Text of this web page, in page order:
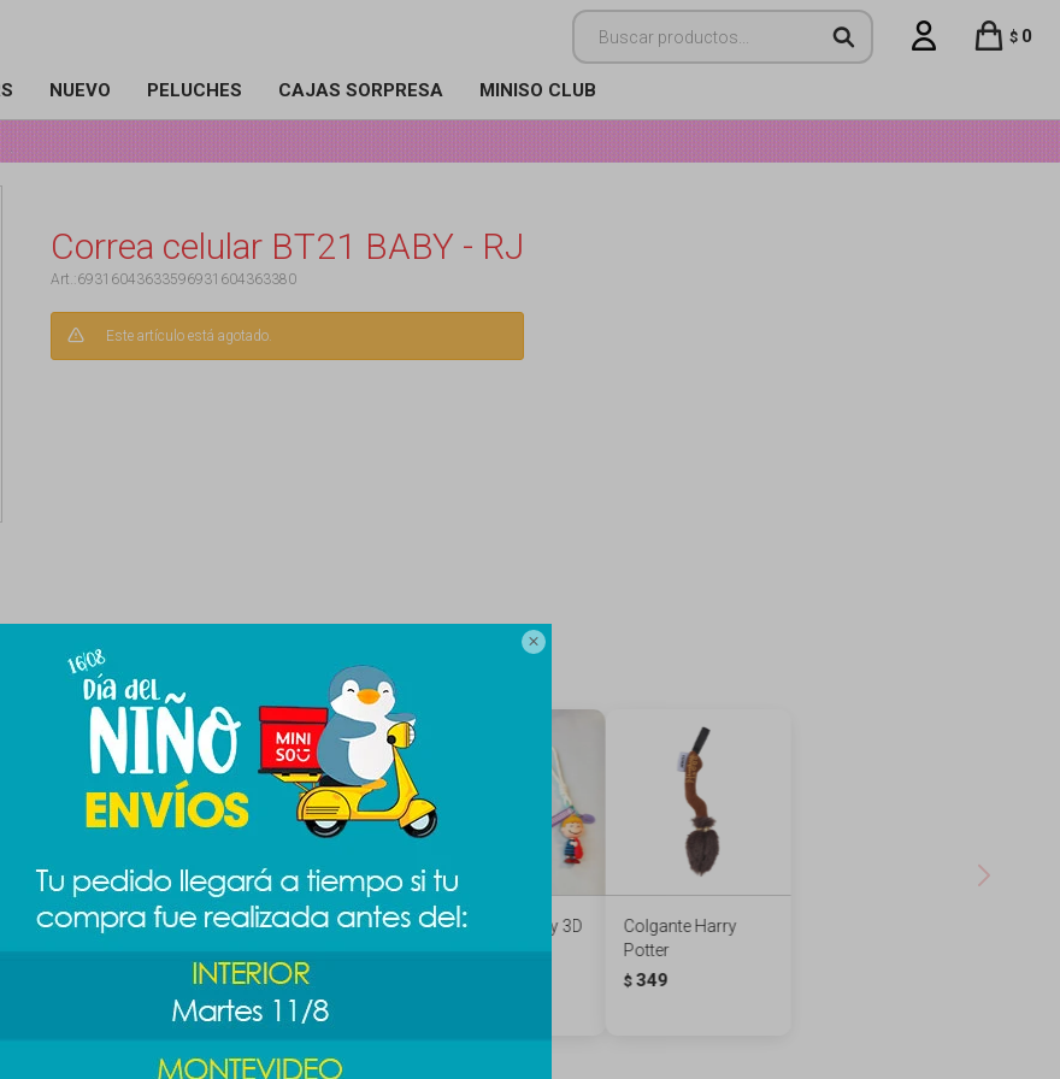

NUEVO PELUCHES CAJAS SORPRESA MINISO CLUB
$ 0
Correa celular BT21 BABY - RJ
69316043633596931604363380
Este artículo está agotado.
Productos que te pueden interesar
-
Llavero spinner
Llavero plush
$ 349
Llavero Snoopy 3D
Colgante Harry
Potter
$ 349